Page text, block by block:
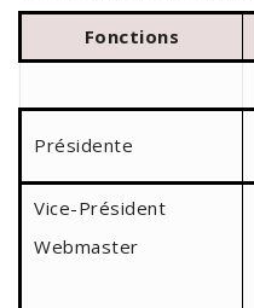
Fonctions
Présidente
Vice-Président
Webmaster